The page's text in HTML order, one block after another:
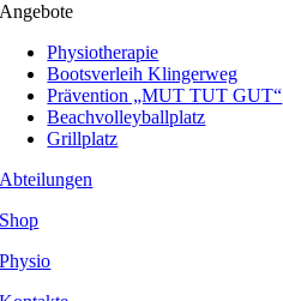
Angebote
Physiotherapie
Bootsverleih Klingerweg
Prävention „MUT TUT GUT“
Beachvolleyballplatz
Grillplatz
Abteilungen
Shop
Physio